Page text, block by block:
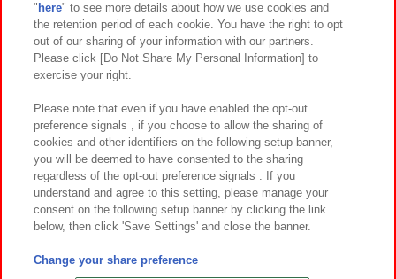
関連会社 サステナビリティ サイトポリシー
プライバシーポリシー ウェブアクセシビリティ方針と検証結果
お取引先さまとともに
カスタマーハラスメント対応方針 よくあるご質問・お問い合わせ
©Bandai Namco Amusement Inc.
©Bandai Namco Amusement Lab Inc.
" here" to see more details about how we use cookies and
the retention period of each cookie. You have the right to opt
out of our sharing of your information with our partners.
Please click [Do Not Share My Personal Information] to
exercise your right.
Please note that even if you have enabled the opt-out
preference signals , if you choose to allow the sharing of
cookies and other identifiers on the following setup banner,
you will be deemed to have consented to the sharing
regardless of the opt-out preference signals . If you
understand and agree to this setting, please manage your
consent on the following setup banner by clicking the link
below, then click 'Save Settings' and close the banner.
Change your share preference